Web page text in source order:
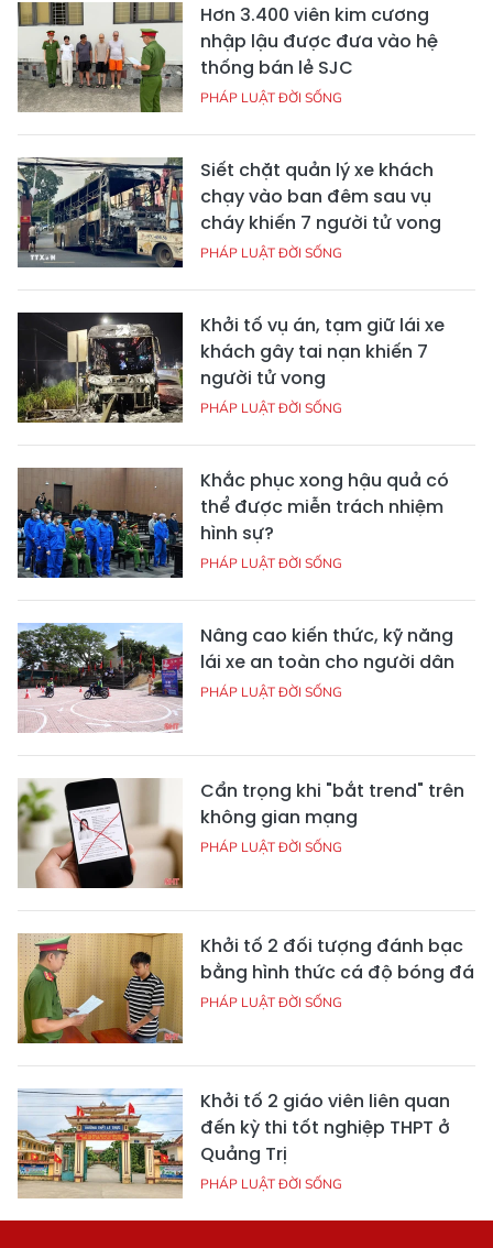
Hơn 3.400 viên kim cương
nhập lậu được đưa vào hệ
thống bán lẻ SJC
PHÁP LUẬT ĐỜI SỐNG
Siết chặt quản lý xe khách
chạy vào ban đêm sau vụ
cháy khiến 7 người tử vong
PHÁP LUẬT ĐỜI SỐNG
Khởi tố vụ án, tạm giữ lái xe
khách gây tai nạn khiến 7
người tử vong
PHÁP LUẬT ĐỜI SỐNG
Khắc phục xong hậu quả có
thể được miễn trách nhiệm
hình sự?
PHÁP LUẬT ĐỜI SỐNG
Nâng cao kiến thức, kỹ năng
lái xe an toàn cho người dân
PHÁP LUẬT ĐỜI SỐNG
Cẩn trọng khi "bắt trend" trên
không gian mạng
PHÁP LUẬT ĐỜI SỐNG
Khởi tố 2 đối tượng đánh bạc
bằng hình thức cá độ bóng đá
PHÁP LUẬT ĐỜI SỐNG
Khởi tố 2 giáo viên liên quan
đến kỳ thi tốt nghiệp THPT ở
Quảng Trị
PHÁP LUẬT ĐỜI SỐNG